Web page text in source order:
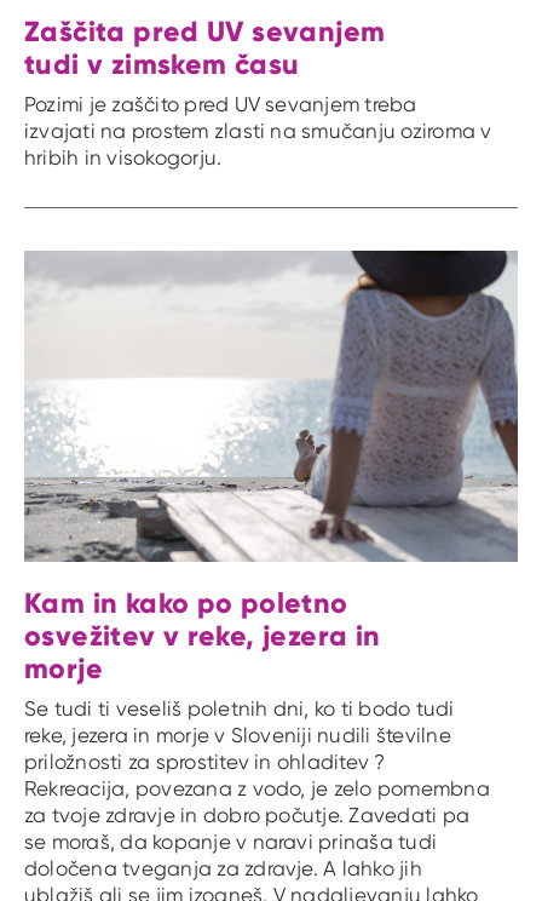
Zaščita pred UV sevanjem
tudi v zimskem času
Pozimi je zaščito pred UV sevanjem treba
izvajati na prostem zlasti na smučanju oziroma v
hribih in visokogorju.
Kam in kako po poletno
osvežitev v reke, jezera in
morje
Se tudi ti veseliš poletnih dni, ko ti bodo tudi
reke, jezera in morje v Sloveniji nudili številne
priložnosti za sprostitev in ohladitev ?
Rekreacija, povezana z vodo, je zelo pomembna
za tvoje zdravje in dobro počutje. Zavedati pa
se moraš, da kopanje v naravi prinaša tudi
določena tveganja za zdravje. A lahko jih
ublažiš ali se jim izogneš. V nadaljevanju lahko